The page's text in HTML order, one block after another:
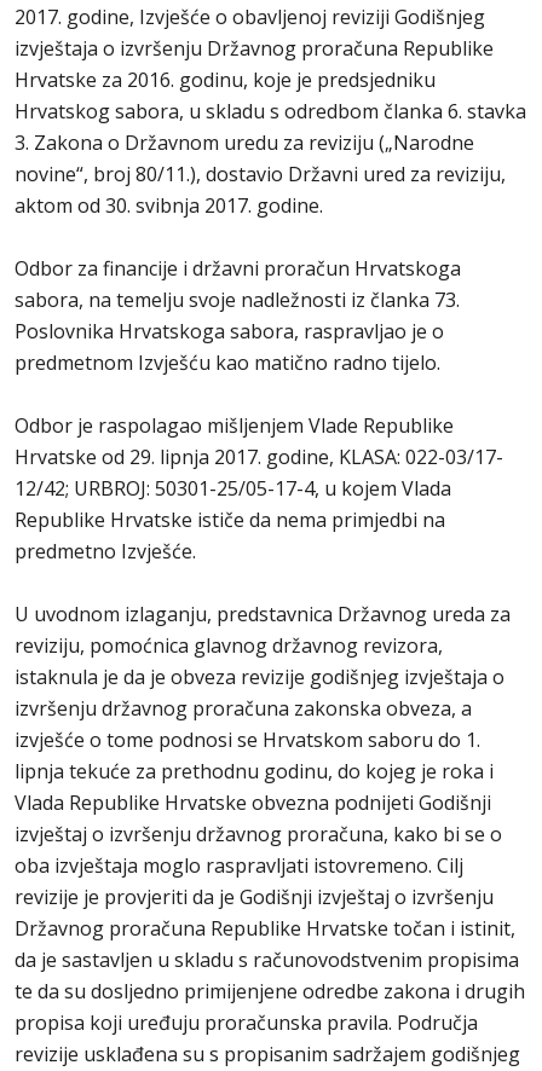
2017. godine, Izvješće o obavljenoj reviziji Godišnjeg
izvještaja o izvršenju Državnog proračuna Republike
Hrvatske za 2016. godinu, koje je predsjedniku
Hrvatskog sabora, u skladu s odredbom članka 6. stavka
3. Zakona o Državnom uredu za reviziju („Narodne
novine“, broj 80/11.), dostavio Državni ured za reviziju,
aktom od 30. svibnja 2017. godine.
Odbor za financije i državni proračun Hrvatskoga
sabora, na temelju svoje nadležnosti iz članka 73.
Poslovnika Hrvatskoga sabora, raspravljao je o
predmetnom Izvješću kao matično radno tijelo.
Odbor je raspolagao mišljenjem Vlade Republike
Hrvatske od 29. lipnja 2017. godine, KLASA: 022-03/17-
12/42; URBROJ: 50301-25/05-17-4, u kojem Vlada
Republike Hrvatske ističe da nema primjedbi na
predmetno Izvješće.
U uvodnom izlaganju, predstavnica Državnog ureda za
reviziju, pomoćnica glavnog državnog revizora,
istaknula je da je obveza revizije godišnjeg izvještaja o
izvršenju državnog proračuna zakonska obveza, a
izvješće o tome podnosi se Hrvatskom saboru do 1.
lipnja tekuće za prethodnu godinu, do kojeg je roka i
Vlada Republike Hrvatske obvezna podnijeti Godišnji
izvještaj o izvršenju državnog proračuna, kako bi se o
oba izvještaja moglo raspravljati istovremeno. Cilj
revizije je provjeriti da je Godišnji izvještaj o izvršenju
Državnog proračuna Republike Hrvatske točan i istinit,
da je sastavljen u skladu s računovodstvenim propisima
te da su dosljedno primijenjene odredbe zakona i drugih
propisa koji uređuju proračunska pravila. Područja
revizije usklađena su s propisanim sadržajem godišnjeg